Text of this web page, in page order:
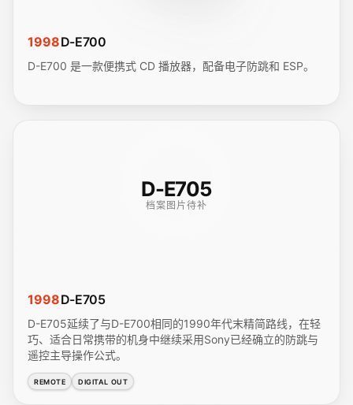
1998D-E700
D-E700 是一款便携式 CD 播放器，配备电子防跳和 ESP。
D-E705
档案图片待补
1998D-E705
D-E705延续了与D-E700相同的1990年代末精简路线，在轻
巧、适合日常携带的机身中继续采用Sony已经确立的防跳与
遥控主导操作公式。
REMOTE DIGITAL OUT